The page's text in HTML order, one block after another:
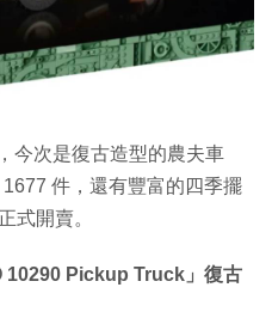
今次是復古造型的農夫車
1677 件，還有豐富的四季擺
式開賣。
10290 Pickup Truck」復古